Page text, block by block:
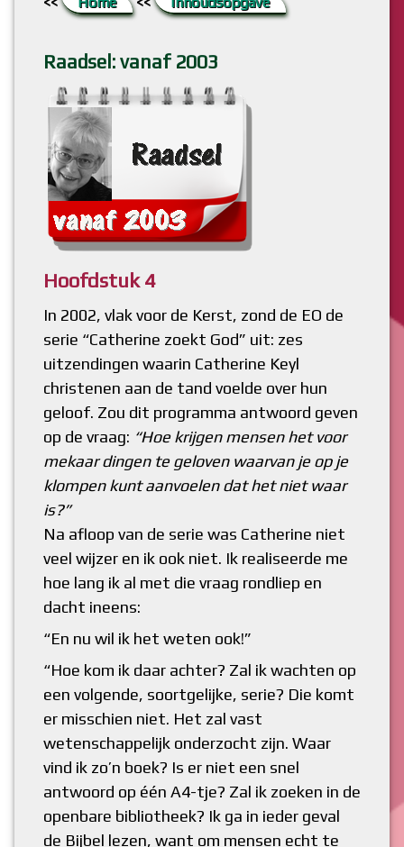
6. De grootste hobbel
7. Raadsel opgelost
8. Meer weten?
Literatuur
Lang (Bijbel)verhaal kort
Bestaat God?
Bijbel, Woord van God?
Bidden, niet meer van deze tijd?
Boekje ‘ChristenDOM?’ (flipbook)
Raadsel: vanaf 2003
Hoofdstuk 4
In 2002, vlak voor de Kerst, zond de EO de
serie “Catherine zoekt God” uit: zes
uitzendingen waarin Catherine Keyl
christenen aan de tand voelde over hun
geloof. Zou dit programma antwoord geven
op de vraag: “Hoe krijgen mensen het voor
mekaar dingen te geloven waarvan je op je
klompen kunt aanvoelen dat het niet waar
is?”
Na afloop van de serie was Catherine niet
veel wijzer en ik ook niet. Ik realiseerde me
hoe lang ik al met die vraag rondliep en
dacht ineens:
“En nu wil ik het weten ook!”
“Hoe kom ik daar achter? Zal ik wachten op
een volgende, soortgelijke, serie? Die komt
er misschien niet. Het zal vast
wetenschappelijk onderzocht zijn. Waar
vind ik zo’n boek? Is er niet een snel
antwoord op één A4-tje? Zal ik zoeken in de
openbare bibliotheek? Ik ga in ieder geval
de Bijbel lezen, want om mensen echt te